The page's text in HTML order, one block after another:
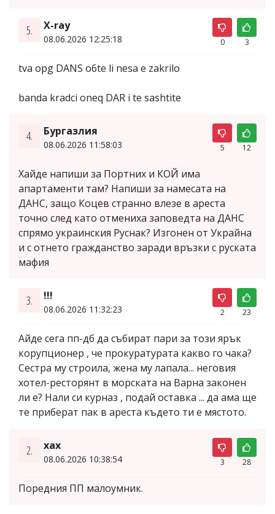
5. X-ray
08.06.2026 12:25:18 0 3
tva opg DANS o6te li nesa e zakrilo
banda kradci oneq DAR i te sashtite
4. Бургазлия
08.06.2026 11:58:03 5 12
Хайде напиши за Портних и КОЙ има
апартаменти там? Напиши за намесата на
ДАНС, защо Коцев странно влезе в ареста
точно след като отмениха заповедта на ДАНС
спрямо украинския Руснак? Изгонен от Украйна
и с отнето гражданство заради връзки с руската
мафия
3. !!!
08.06.2026 11:32:23 2 23
Айде сега пп-дб да събират пари за този ярък
корупционер , че прокуратурата какво го чака?
Сестра му строила, жена му лапала... неговия
хотел-ресторянт в морската на Варна законен
ли е? Нали си курназ , подай оставка ... да ама ще
те приберат пак в ареста където ти е мястото.
2. хах
08.06.2026 10:38:54 3 28
Поредния ПП малоумник.